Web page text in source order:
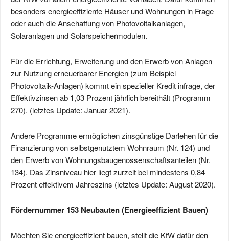
besonders energieeffiziente Häuser und Wohnungen in Frage
oder auch die Anschaffung von Photovoltaikanlagen,
Solaranlagen und Solarspeichermodulen.
Für die Errichtung, Erweiterung und den Erwerb von Anlagen
zur Nutzung erneuerbarer Energien (zum Beispiel
Photovoltaik-Anlagen) kommt ein spezieller Kredit infrage, der
Effektivzinsen ab 1,03 Prozent jährlich bereithält (Programm
270). (letztes Update: Januar 2021).
Andere Programme ermöglichen zinsgünstige Darlehen für die
Finanzierung von selbstgenutztem Wohnraum (Nr. 124) und
den Erwerb von Wohnungsbaugenossenschaftsanteilen (Nr.
134). Das Zinsniveau hier liegt zurzeit bei mindestens 0,84
Prozent effektivem Jahreszins (letztes Update: August 2020).
Fördernummer 153 Neubauten (Energieeffizient Bauen)
Möchten Sie energieeffizient bauen, stellt die KfW dafür den